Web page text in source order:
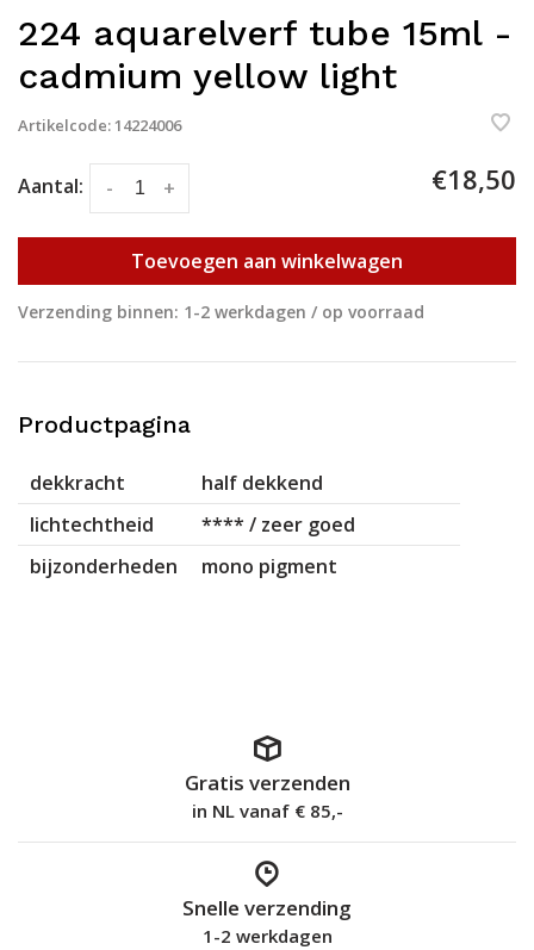
224 aquarelverf tube 15ml -
cadmium yellow light
Artikelcode:14224006
Aantal: +
- €18,50
Toevoegen aan winkelwagen
Verzending binnen: 1-2 werkdagen / op voorraad
Productpagina
dekkracht
half dekkend
lichtechtheid
**** / zeer goed
bijzonderheden
mono pigment
Gratis verzenden
in NL vanaf € 85,-
Snelle verzending
1-2 werkdagen